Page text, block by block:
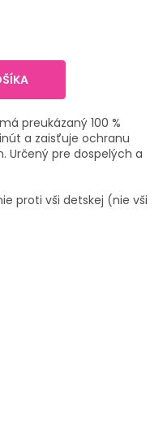
preukázaný 100 %
a zaisťuje ochranu
Určený pre dospelých a
proti vši detskej (nie vši